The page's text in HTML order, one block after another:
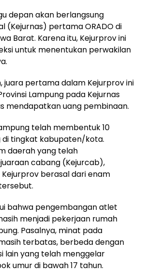
depan akan berlangsung
(Kejurnas) pertama ORADO di
Barat. Karena itu, Kejurprov ini
untuk menentukan perwakilan
juara pertama dalam Kejurprov ini
Lampung pada Kejurnas
mendapatkan uang pembinaan.
telah membentuk 10
di tingkat kabupaten/kota.
daerah yang telah
cabang (Kejurcab),
berasal dari enam
bahwa pengembangan atlet
menjadi pekerjaan rumah
Pasalnya, minat pada
terbatas, berbeda dengan
lain yang telah menggelar
umur di bawah 17 tahun.